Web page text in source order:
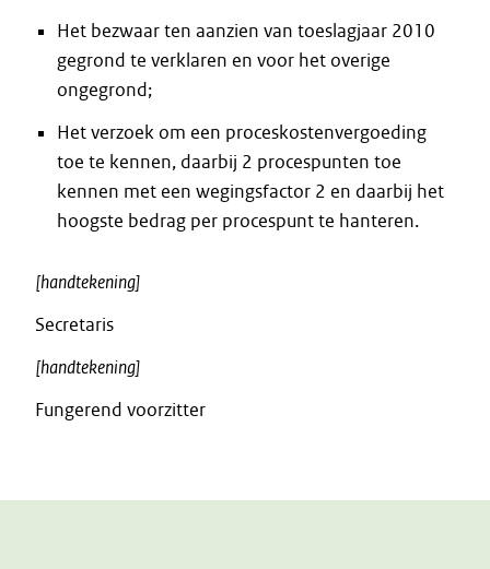
Het bezwaar ten aanzien van toeslagjaar 2010
gegrond te verklaren en voor het overige
ongegrond;
Het verzoek om een proceskostenvergoeding
toe te kennen, daarbij 2 procespunten toe
kennen met een wegingsfactor 2 en daarbij het
hoogste bedrag per procespunt te hanteren.
[handtekening]
Secretaris
[handtekening]
Fungerend voorzitter